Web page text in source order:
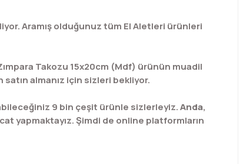
Aramış olduğunuz tüm El Aletleri ürünleri
Takozu 15x20cm (Mdf) ürünün muadil
almanız için sizleri bekliyor.
9 bin çeşit ürünle sizlerleyiz.Anda,
yapmaktayız. Şimdi de online platformların